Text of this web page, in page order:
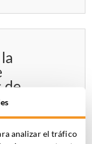
de
domina
a paso
analizar el tráfico